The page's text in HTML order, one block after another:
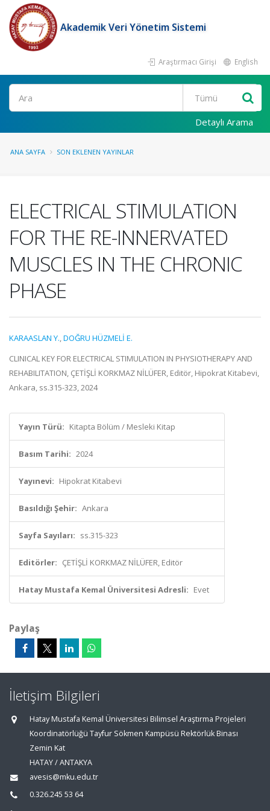
Akademik Veri Yönetim Sistemi
Araştırmacı Girişi English
Ara
Detaylı Arama
ANA SAYFA SON EKLENEN YAYINLAR
ELECTRICAL STIMULATION
FOR THE RE-INNERVATED
MUSCLES IN THE CHRONIC
PHASE
KARAASLAN Y.,DOĞRU HÜZMELİ E.
CLINICAL KEY FOR ELECTRICAL STIMULATION IN PHYSIOTHERAPY AND
REHABILITATION, ÇETİŞLİ KORKMAZ NİLÜFER, Editör, Hipokrat Kitabevi,
Ankara, ss.315-323, 2024
Yayın Türü: Kitapta Bölüm / Mesleki Kitap
Basım Tarihi: 2024
Yayınevi: Hipokrat Kitabevi
Basıldığı Şehir: Ankara
Sayfa Sayıları: ss.315-323
Editörler: ÇETİŞLİ KORKMAZ NİLÜFER, Editör
Hatay Mustafa Kemal Üniversitesi Adresli: Evet
Paylaş
İletişim Bilgileri
Hatay Mustafa Kemal Üniversitesi Bilimsel Araştırma Projeleri
Koordinatörlüğü Tayfur Sökmen Kampüsü Rektörlük Binası
Zemin Kat
HATAY / ANTAKYA
avesis@mku.edu.tr
0.326.245 53 64